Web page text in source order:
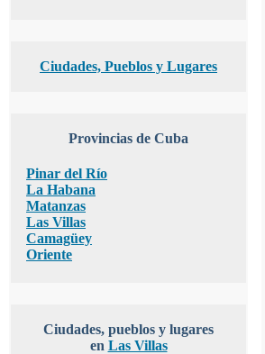
Ciudades, Pueblos y Lugares
Provincias de Cuba
Pinar del Río
La Habana
Matanzas
Las Villas
Camagüey
Oriente
Ciudades, pueblos y lugares
en Las Villas